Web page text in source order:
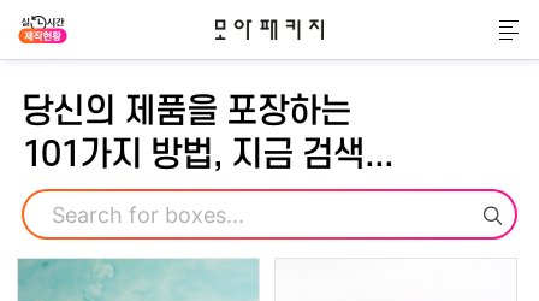
모아패키지
메
당신의 제품을 포장하는
101가지 방법, 지금 검색...
검색